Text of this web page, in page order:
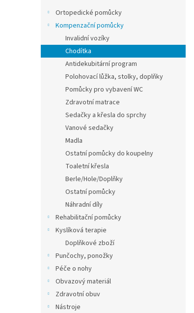
Ortopedické pomůcky
Kompenzační pomůcky
Invalidní vozíky
Chodítka
Antidekubitární program
Polohovací lůžka, stolky, doplňky
Pomůcky pro vybavení WC
Zdravotní matrace
Sedačky a křesla do sprchy
Vanové sedačky
Madla
Ostatní pomůcky do koupelny
Toaletní křesla
Berle/Hole/Doplňky
Ostatní pomůcky
Náhradní díly
Rehabilitační pomůcky
Kyslíková terapie
Doplňkové zboží
Punčochy, ponožky
Péče o nohy
Obvazový materiál
Zdravotní obuv
Nástroje